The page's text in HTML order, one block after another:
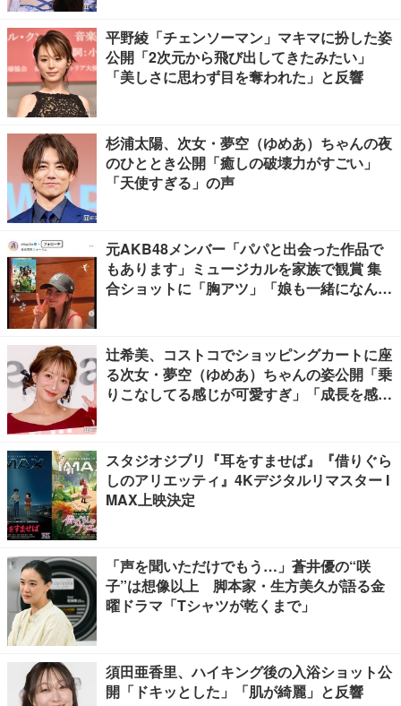
平野綾「チェンソーマン」マキマに扮した姿
公開「2次元から飛び出してきたみたい」
「美しさに思わず目を奪われた」と反響
杉浦太陽、次女・夢空（ゆめあ）ちゃんの夜
のひととき公開「癒しの破壊力がすごい」
「天使すぎる」の声
元AKB48メンバー「パパと出会った作品で
もあります」ミュージカルを家族で観賞 集
合ショットに「胸アツ」「娘も一緒になんて
辻希美、コストコでショッピングカートに座
る次女・夢空（ゆめあ）ちゃんの姿公開「乗
りこなしてる感じが可愛すぎ」「成長を感じ
スタジオジブリ『耳をすませば』『借りぐら
しのアリエッティ』4Kデジタルリマスター I
MAX上映決定
「声を聞いただけでもう…」蒼井優の“咲
子”は想像以上 脚本家・生方美久が語る金
曜ドラマ「Tシャツが乾くまで」
須田亜香里、ハイキング後の入浴ショット公
開「ドキッとした」「肌が綺麗」と反響